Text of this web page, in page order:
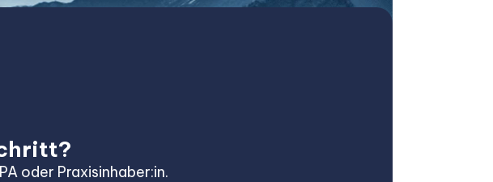
oder Praxisinhaber:in.